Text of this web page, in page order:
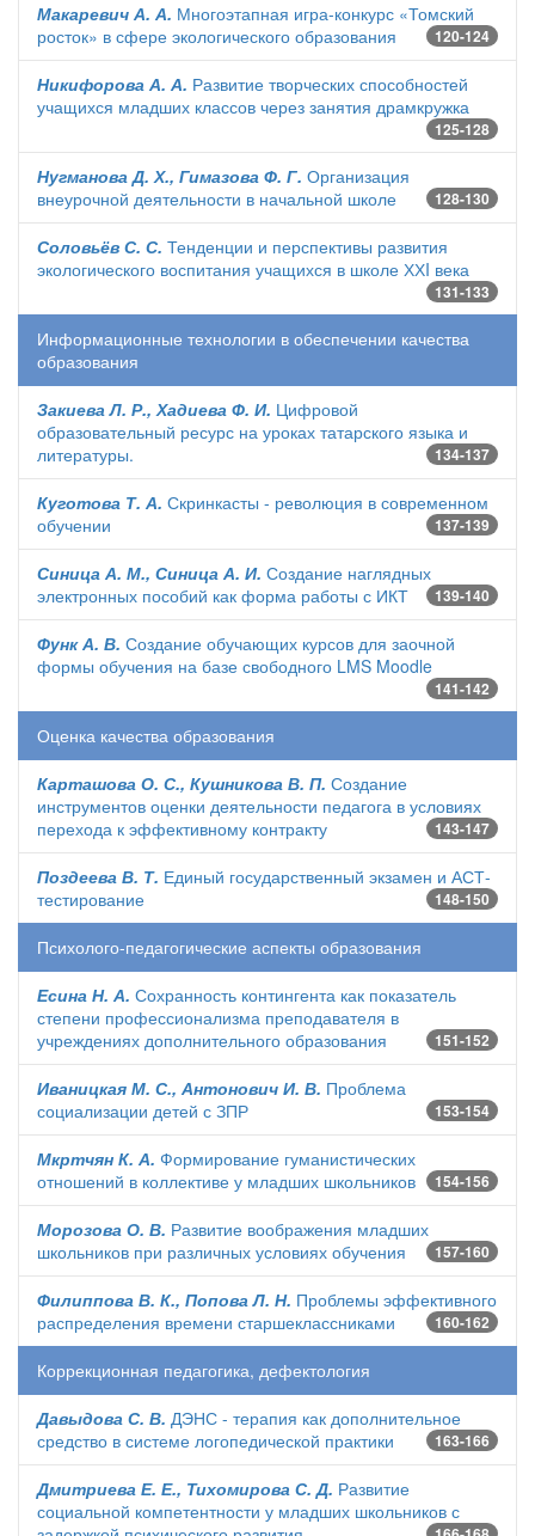
Макаревич А. А. Многоэтапная игра-конкурс «Томский
росток» в сфере экологического образования
120-124
Никифорова А. А. Развитие творческих способностей
учащихся младших классов через занятия драмкружка
125-128
Нугманова Д. Х., Гимазова Ф. Г. Организация
внеурочной деятельности в начальной школе
128-130
Соловьёв С. С. Тенденции и перспективы развития
экологического воспитания учащихся в школе ХХI века
131-133
Информационные технологии в обеспечении качества
образования
Закиева Л. Р., Хадиева Ф. И. Цифровой
образовательный ресурс на уроках татарского языка и
литературы.
134-137
Куготова Т. А. Скринкасты - революция в современном
обучении
137-139
Синица А. М., Синица А. И. Создание наглядных
электронных пособий как форма работы с ИКТ
139-140
Функ А. В. Создание обучающих курсов для заочной
формы обучения на базе свободного LMS Moodle
141-142
Оценка качества образования
Карташова О. С., Кушникова В. П. Создание
инструментов оценки деятельности педагога в условиях
перехода к эффективному контракту
143-147
Поздеева В. Т. Единый государственный экзамен и АСТ-
тестирование
148-150
Психолого-педагогические аспекты образования
Есина Н. А. Сохранность контингента как показатель
степени профессионализма преподавателя в
учреждениях дополнительного образования
151-152
Иваницкая М. С., Антонович И. В. Проблема
социализации детей с ЗПР
153-154
Мкртчян К. А. Формирование гуманистических
отношений в коллективе у младших школьников
154-156
Морозова О. В. Развитие воображения младших
школьников при различных условиях обучения
157-160
Филиппова В. К., Попова Л. Н. Проблемы эффективного
распределения времени старшеклассниками
160-162
Коррекционная педагогика, дефектология
Давыдова С. В. ДЭНС - терапия как дополнительное
средство в системе логопедической практики
163-166
Дмитриева Е. Е., Тихомирова С. Д. Развитие
социальной компетентности у младших школьников с